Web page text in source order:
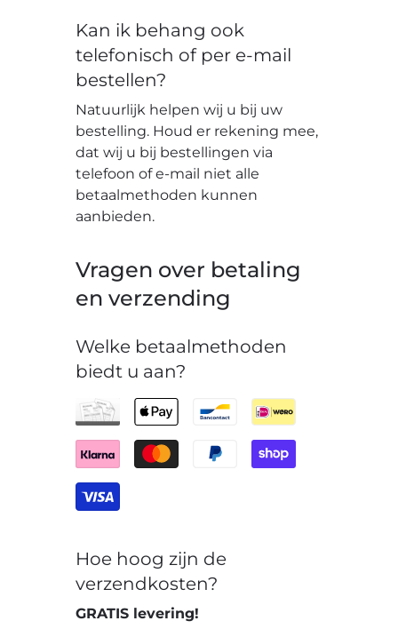
Kan ik behang ook
telefonisch of per e-mail
bestellen?
Natuurlijk helpen wij u bij uw
bestelling. Houd er rekening mee,
dat wij u bij bestellingen via
telefoon of e-mail niet alle
betaalmethoden kunnen
aanbieden.
Vragen over betaling
en verzending
Welke betaalmethoden
biedt u aan?
Hoe hoog zijn de
verzendkosten?
GRATIS levering!